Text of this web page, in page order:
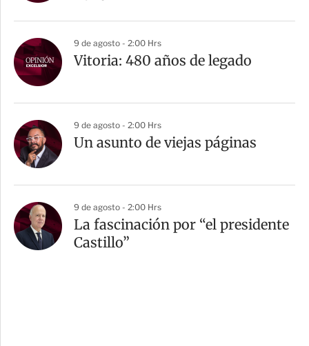
9 de agosto - 2:00 Hrs
Vitoria: 480 años de legado
9 de agosto - 2:00 Hrs
Un asunto de viejas páginas
9 de agosto - 2:00 Hrs
La fascinación por “el presidente
Castillo”